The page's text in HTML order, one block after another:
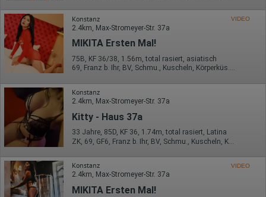
Konstanz VIDEO
2.4km, Max-Stromeyer-Str. 37a
MIKITA Ersten Mal!
75B, KF 36/38, 1.56m, total rasiert, asiatisch
69, Franz b. Ihr, BV, Schmu., Kuscheln, Körperküs., AV b. Ihm, DSa
Konstanz
2.4km, Max-Stromeyer-Str. 37a
Kitty - Haus 37a
33 Jahre, 85D, KF 36, 1.74m, total rasiert, Latina
Konstanz VIDEO
2.4km, Max-Stromeyer-Str. 37a
MIKITA Ersten Mal!